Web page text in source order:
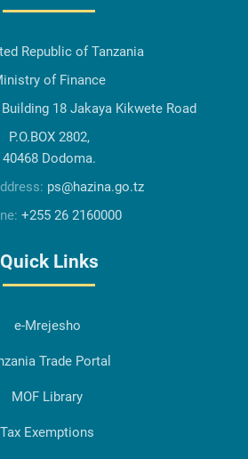
Republic of Tanzania
of Finance
18 Jakaya Kikwete Road
P.O.BOX 2802,
40468 Dodoma.
ps@hazina.go.tz
+255 26 2160000
Quick Links
e-Mrejesho
Trade Portal
MOF Library
Tax Exemptions